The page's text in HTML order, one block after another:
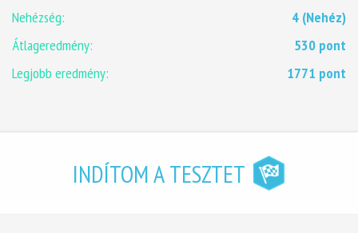
Nehézség:
4 (Nehéz)
Átlageredmény:
530 pont
Legjobb eredmény:
1771 pont
INDÍTOM A TESZTET